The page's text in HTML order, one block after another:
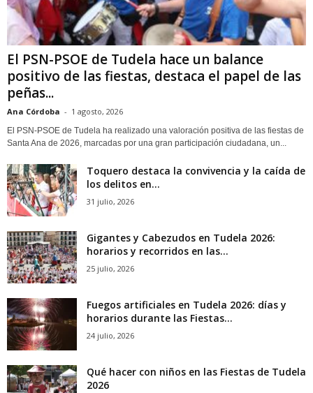
El PSN-PSOE de Tudela hace un balance
positivo de las fiestas, destaca el papel de las
peñas...
Ana Córdoba - 1 agosto, 2026
El PSN-PSOE de Tudela ha realizado una valoración positiva de las fiestas de
Santa Ana de 2026, marcadas por una gran participación ciudadana, un...
Toquero destaca la convivencia y la caída de
los delitos en...
31 julio, 2026
Gigantes y Cabezudos en Tudela 2026:
horarios y recorridos en las...
25 julio, 2026
Fuegos artificiales en Tudela 2026: días y
horarios durante las Fiestas...
24 julio, 2026
Qué hacer con niños en las Fiestas de Tudela
2026